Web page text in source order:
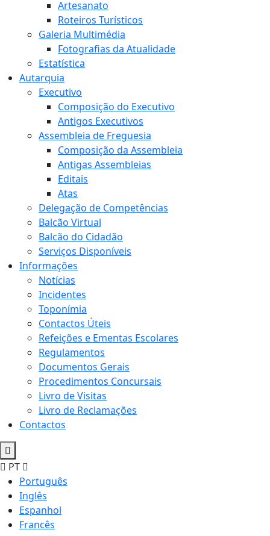
Artesanato
Roteiros Turísticos
Galeria Multimédia
Fotografias da Atualidade
Estatística
Autarquia
Executivo
Composição do Executivo
Antigos Executivos
Assembleia de Freguesia
Composição da Assembleia
Antigas Assembleias
Editais
Atas
Delegação de Competências
Balcão Virtual
Balcão do Cidadão
Serviços Disponíveis
Informações
Notícias
Incidentes
Toponímia
Contactos Úteis
Refeições e Ementas Escolares
Regulamentos
Documentos Gerais
Procedimentos Concursais
Livro de Visitas
Livro de Reclamações
Contactos
PT
Português
Inglês
Espanhol
Francês